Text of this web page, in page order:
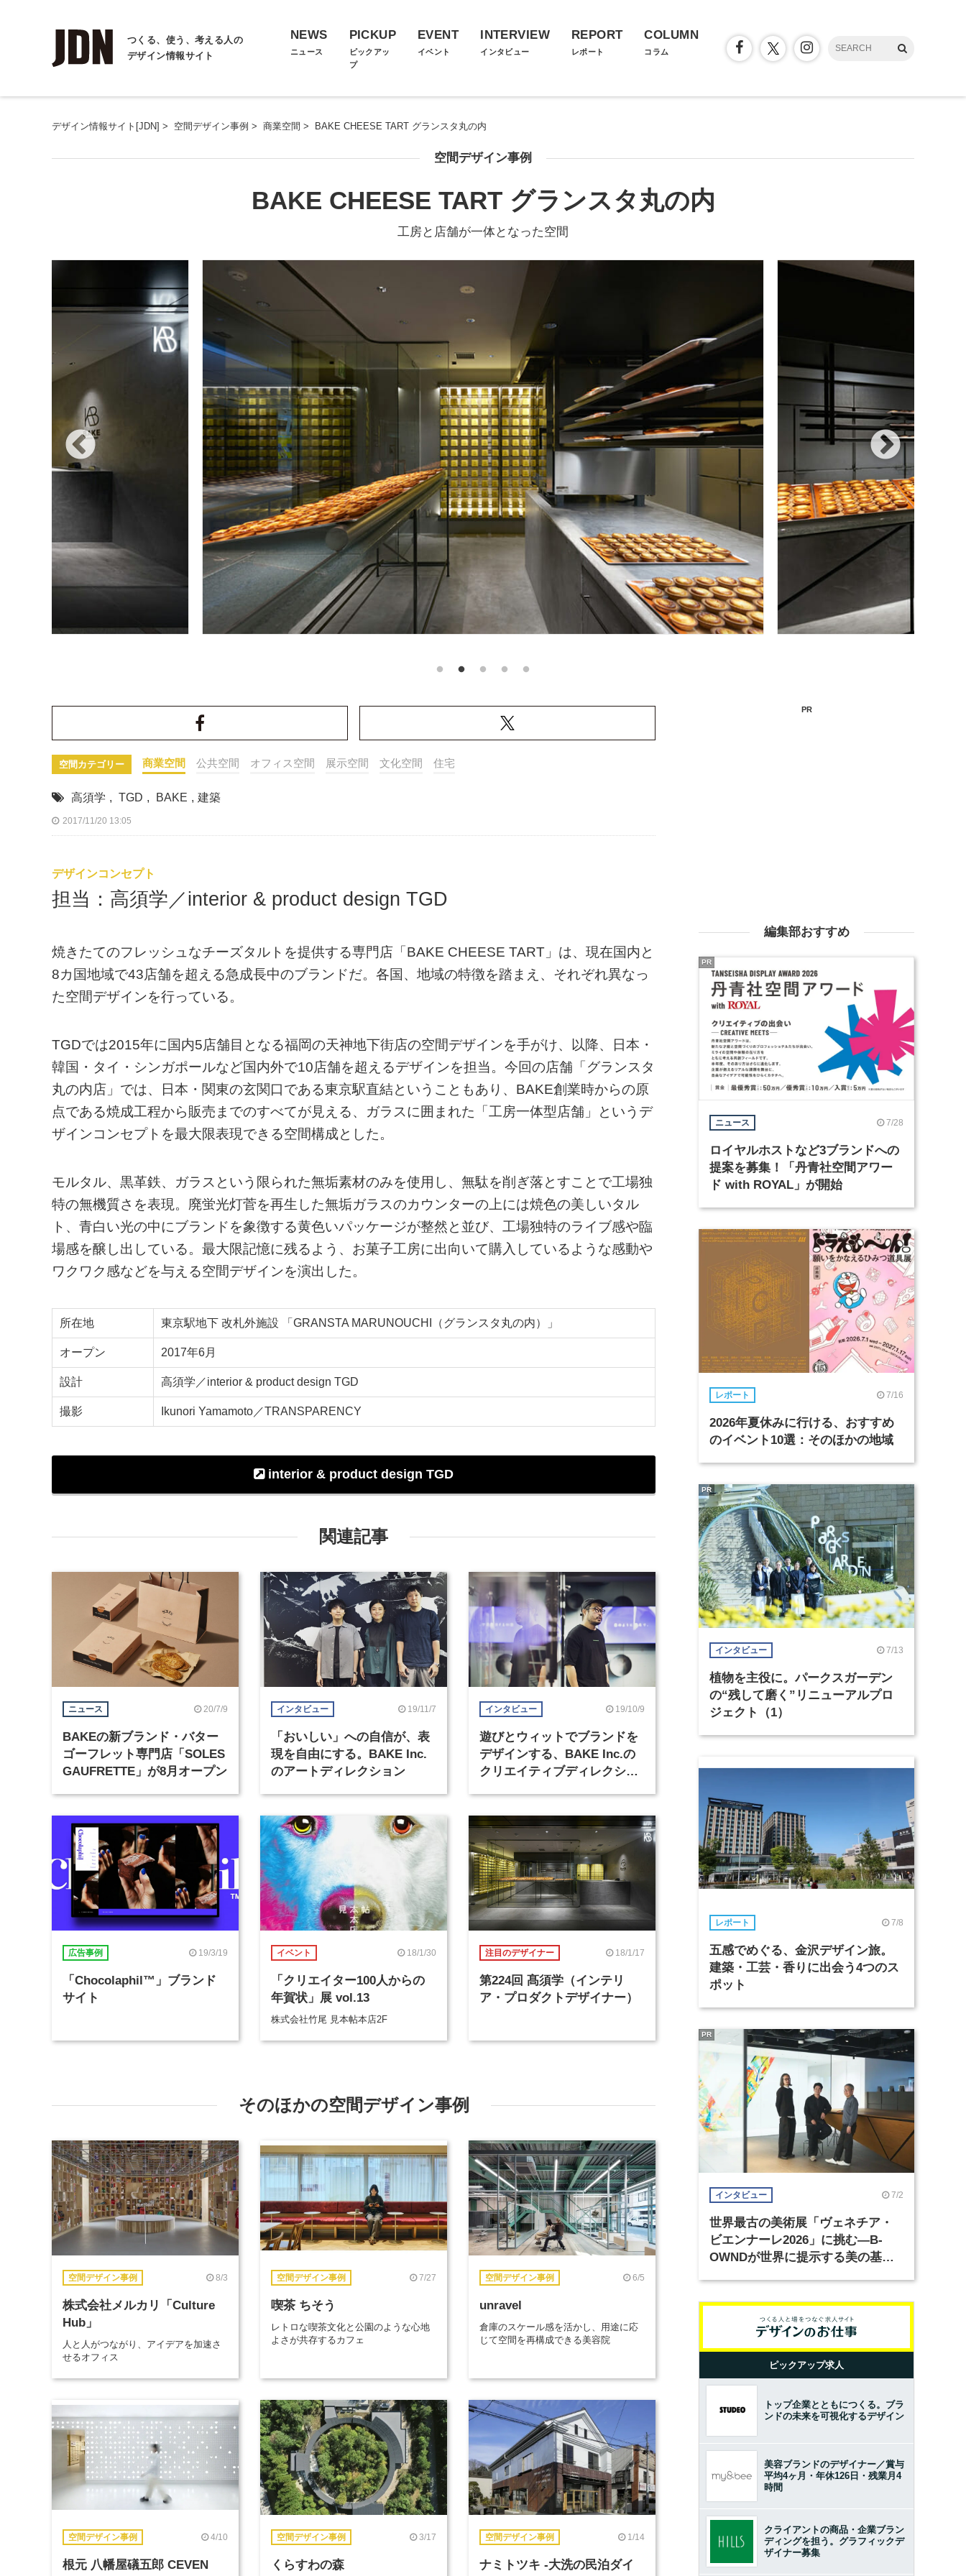
つくる、使う、考える人の
デザイン情報サイト
NEWS
ニュース
PICKUP
ピックアッ
プ
EVENT
イベント
INTERVIEW
インタビュー
REPORT
レポート
COLUMN
コラム
デザイン情報サイト[JDN] > 空間デザイン事例 > 商業空間 > BAKE CHEESE TART グランスタ丸の内
空間デザイン事例
BAKE CHEESE TART グランスタ丸の内
工房と店舗が一体となった空間
空間カテゴリー 商業空間 公共空間 オフィス空間 展示空間 文化空間 住宅
高須学 , TGD , BAKE , 建築
2017/11/20 13:05
デザインコンセプト
担当：高須学／interior & product design TGD
焼きたてのフレッシュなチーズタルトを提供する専門店「BAKE CHEESE TART」は、現在国内と
8カ国地域で43店舗を超える急成長中のブランドだ。各国、地域の特徴を踏まえ、それぞれ異なっ
た空間デザインを行っている。
TGDでは2015年に国内5店舗目となる福岡の天神地下街店の空間デザインを手がけ、以降、日本・
韓国・タイ・シンガポールなど国内外で10店舗を超えるデザインを担当。今回の店舗「グランスタ
丸の内店」では、日本・関東の玄関口である東京駅直結ということもあり、BAKE創業時からの原
点である焼成工程から販売までのすべてが見える、ガラスに囲まれた「工房一体型店舗」というデ
ザインコンセプトを最大限表現できる空間構成とした。
モルタル、黒革鉄、ガラスという限られた無垢素材のみを使用し、無駄を削ぎ落とすことで工場独
特の無機質さを表現。廃蛍光灯菅を再生した無垢ガラスのカウンターの上には焼色の美しいタル
ト、青白い光の中にブランドを象徴する黄色いパッケージが整然と並び、工場独特のライブ感や臨
場感を醸し出している。最大限記憶に残るよう、お菓子工房に出向いて購入しているような感動や
ワクワク感などを与える空間デザインを演出した。
所在地 東京駅地下 改札外施設 「GRANSTA MARUNOUCHI（グランスタ丸の内）」
オープン 2017年6月
設計 高須学／interior & product design TGD
撮影 Ikunori Yamamoto／TRANSPARENCY
interior & product design TGD
関連記事
ニュース 20/7/9
BAKEの新ブランド・バター
ゴーフレット専門店「SOLES
GAUFRETTE」が8月オープン
インタビュー 19/11/7
「おいしい」への自信が、表
現を自由にする。BAKE Inc.
のアートディレクション
インタビュー 19/10/9
遊びとウィットでブランドを
デザインする、BAKE Inc.の
クリエイティブディレクショ
広告事例 19/3/19
「Chocolaphil™」ブランド
サイト
イベント 18/1/30
「クリエイター100人からの
年賀状」展 vol.13
株式会社竹尾 見本帖本店2F
注目のデザイナー 18/1/17
第224回 髙須学（インテリ
ア・プロダクトデザイナー）
そのほかの空間デザイン事例
空間デザイン事例 8/3
株式会社メルカリ「Culture
Hub」
人と人がつながり、アイデアを加速さ
せるオフィス
空間デザイン事例 7/27
喫茶 ちそう
レトロな喫茶文化と公園のような心地
よさが共存するカフェ
空間デザイン事例 6/5
unravel
倉庫のスケール感を活かし、用途に応
じて空間を再構成できる美容院
空間デザイン事例 4/10
根元 八幡屋礒五郎 CEVEN
空間デザイン事例 3/17
くらすわの森
空間デザイン事例 1/14
ナミトツキ -大洗の民泊ダイ
PR
編集部おすすめ
ニュース 7/28
ロイヤルホストなど3ブランドへの
提案を募集！「丹青社空間アワー
ド with ROYAL」が開始
PR
レポート 7/16
2026年夏休みに行ける、おすすめ
のイベント10選：そのほかの地域
インタビュー 7/13
植物を主役に。パークスガーデン
の“残して磨く”リニューアルプロ
ジェクト（1）
PR
レポート 7/8
五感でめぐる、金沢デザイン旅。
建築・工芸・香りに出会う4つのス
ポット
インタビュー 7/2
世界最古の美術展「ヴェネチア・
ビエンナーレ2026」に挑む―B-
OWNDが世界に提示する美の基準
PR
ピックアップ求人
トップ企業とともにつくる。ブラ
ンドの未来を可視化するデザイン
美容ブランドのデザイナー／賞与
平均4ヶ月・年休126日・残業月4
時間
クライアントの商品・企業ブラン
ディングを担う。グラフィックデ
ザイナー募集